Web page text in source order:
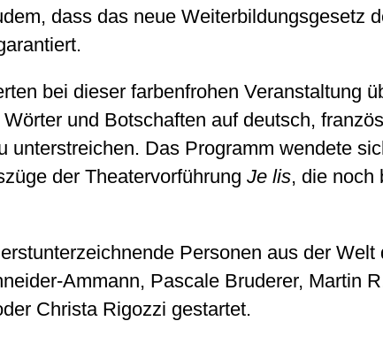
dass das neue Weiterbildungsgesetz
bei dieser farbenfrohen Veranstaltung
und Botschaften auf deutsch,
unterstreichen. Das Programm wendete
der Theatervorführung Je lis, die noch
Personen aus der
Ammann, Pascale Bruderer, Martin
Christa Rigozzi gestartet.